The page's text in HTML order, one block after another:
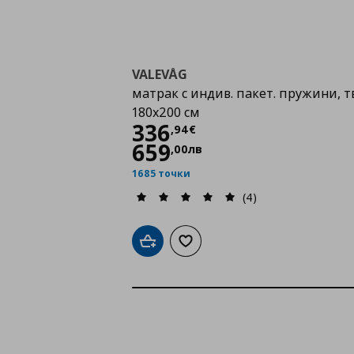
VALEVÅG
матрак с индив. пакет. пружини,
180x200 см
336,94€
Цена336,94 €
659,00лв
1685 точки
(4)
Добави в кошницата
Добави към списъка с любими